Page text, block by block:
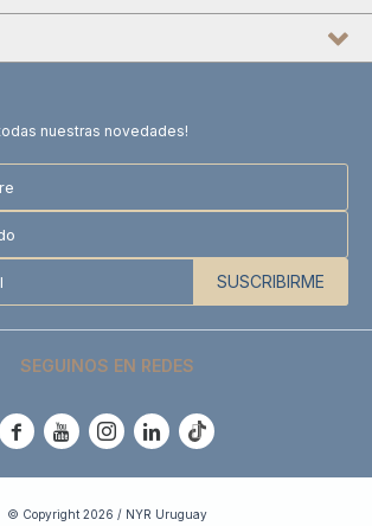
nuestras novedades!
SUSCRIBIRME
SEGUINOS EN REDES
    
© Copyright 2026 / NYR Uruguay